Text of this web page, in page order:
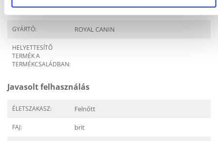
Shorthair Adult
GYÁRTÓ: ROYAL CANIN
HELYETTESÍTŐ
TERMÉK A
TERMÉKCSALÁDBAN:
Javasolt felhasználás
ÉLETSZAKASZ: Felnőtt
FAJ: brit